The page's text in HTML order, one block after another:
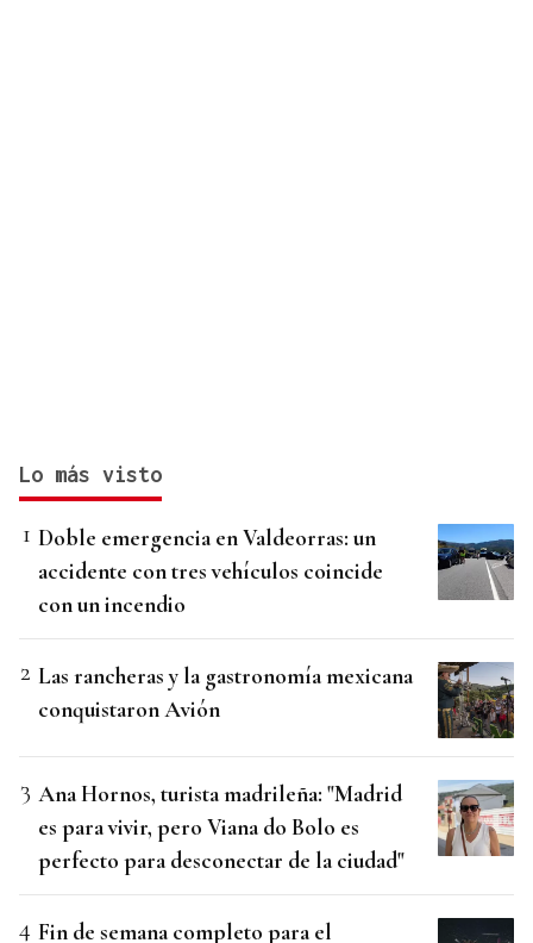
Lo más visto
Doble emergencia en Valdeorras: un
accidente con tres vehículos coincide
con un incendio
Las rancheras y la gastronomía mexicana
conquistaron Avión
Ana Hornos, turista madrileña: "Madrid
es para vivir, pero Viana do Bolo es
perfecto para desconectar de la ciudad"
Fin de semana completo para el